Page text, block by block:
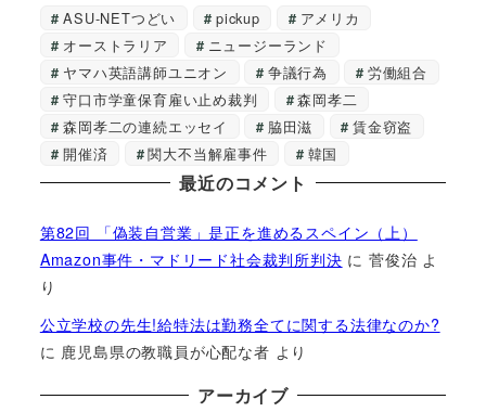
ASU-NETつどい pickup
アメリカ
オーストラリア
ニュージーランド
ヤマハ英語講師ユニオン
争議行為
労働組合
守口市学童保育雇い止め裁判
森岡孝二
森岡孝二の連続エッセイ
脇田滋
賃金窃盗
開催済
関大不当解雇事件 韓国
最近のコメント
第82回 「偽装自営業」是正を進めるスペイン（上）
Amazon事件・マドリード社会裁判所判決 に菅俊治 よ
り
公立学校の先生!給特法は勤務全てに関する法律なのか?
に 鹿児島県の教職員が心配な者 より
アーカイブ